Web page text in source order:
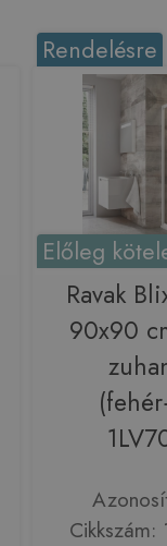
Rendelésre
Előleg
Ravak
90x90